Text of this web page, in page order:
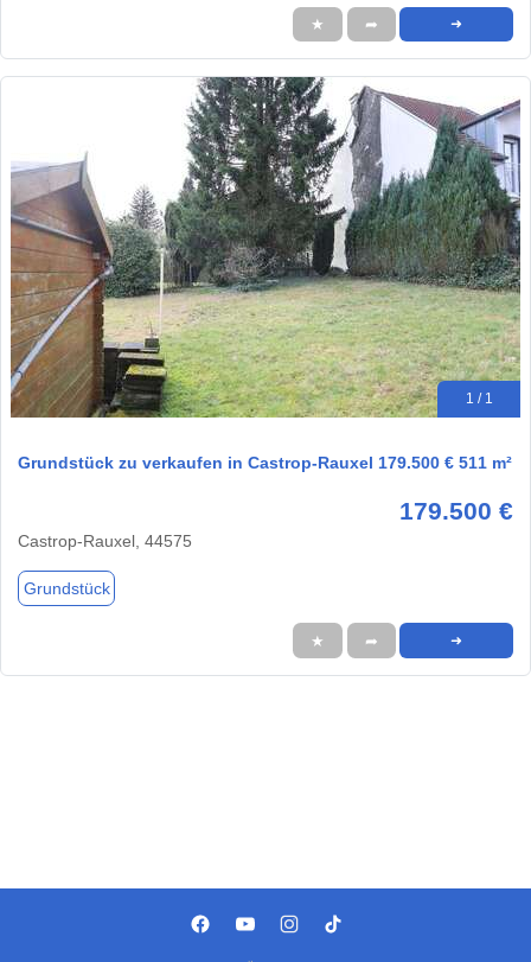
★ ➦ ➜
1 / 1
Grundstück zu verkaufen in Castrop-Rauxel 179.500 € 511 m²
179.500 €
Castrop-Rauxel, 44575
Grundstück
★ ➦ ➜